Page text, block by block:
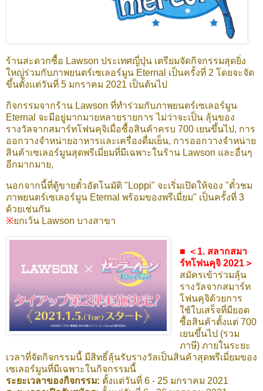
ร้านสะดวกซื้อ Lawson ประเทศญี่ปุ่น เตรียมจัดกิจกรรมสุดยิ่ง
ใหญ่ร่วมกับภาพยนตร์เซเลอร์มูน Eternal เป็นครั้งที่ 2 โดยจะจัด
ขึ้นตั้งแต่วันที่ 5 มกราคม 2021 เป็นต้นไป
กิจกรรมจากร้าน Lawson ที่ทำร่วมกับภาพยนตร์เซเลอร์มูน
Eternal จะมีอยู่มากมายหลายรายการ ไม่ว่าจะเป็น ลุ้นของ
รางวัลจากสมาร์ทโฟนคุจิเมื่อซื้อสินค้าครบ 700 เยนขึ้นไป, การ
ออกวางจำหน่ายอาหารและเครื่องดื่มเย็น, การออกวางจำหน่าย
สินค้าเซเลอร์มูนสุดพรีเมี่ยมที่มีเฉพาะในร้าน Lawson และอื่นๆ
อีกมากมาย,
นอกจากนี้ที่ตู้ขายตั๋วอัตโนมัติ "Loppi" จะเริ่มเปิดให้จอง "ตั๋วชม
ภาพยนตร์เซเลอร์มูน Eternal พร้อมของพรีเมี่ยม" เป็นครั้งที่ 3
ด้วยเช่นกัน
※ยกเว้น Lawson บางสาขา
■ ＜1. สลากสมา
ร์ทโฟนคุจิ 2021＞
สมัครเข้าร่วมลุ้น
รางวัลจากสมาร์ท
โฟนคุจิด้วยการ
ใช้ใบเสร็จที่มียอด
ซื้อสินค้าตั้งแต่ 700
เยนขึ้นไป (รวม
ภาษี) ภายในระยะ
เวลาที่จัดกิจกรรมนี้ มีสิทธิ์ลุ้นรับรางวัลเป็นสินค้าสุดพรีเมี่ยมของ
เซเลอร์มูนที่มีเฉพาะในกิจกรรมนี้
ระยะเวลาของกิจกรรม: ตั้งแต่วันที่ 6 - 25 มกราคม 2021